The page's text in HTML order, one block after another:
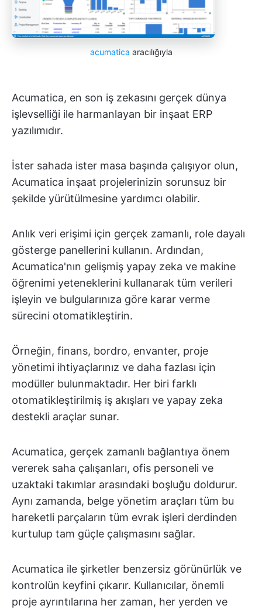
acumatica aracılığıyla
Acumatica, en son iş zekasını gerçek dünya
işlevselliği ile harmanlayan bir inşaat ERP
yazılımıdır.
İster sahada ister masa başında çalışıyor olun,
Acumatica inşaat projelerinizin sorunsuz bir
şekilde yürütülmesine yardımcı olabilir.
Anlık veri erişimi için gerçek zamanlı, role dayalı
gösterge panellerini kullanın. Ardından,
Acumatica'nın gelişmiş yapay zeka ve makine
öğrenimi yeteneklerini kullanarak tüm verileri
işleyin ve bulgularınıza göre karar verme
sürecini otomatikleştirin.
Örneğin, finans, bordro, envanter, proje
yönetimi ihtiyaçlarınız ve daha fazlası için
modüller bulunmaktadır. Her biri farklı
otomatikleştirilmiş iş akışları ve yapay zeka
destekli araçlar sunar.
Acumatica, gerçek zamanlı bağlantıya önem
vererek saha çalışanları, ofis personeli ve
uzaktaki takımlar arasındaki boşluğu doldurur.
Aynı zamanda, belge yönetim araçları tüm bu
hareketli parçaların tüm evrak işleri derdinden
kurtulup tam güçle çalışmasını sağlar.
Acumatica ile şirketler benzersiz görünürlük ve
kontrolün keyfini çıkarır. Kullanıcılar, önemli
proje ayrıntılarına her zaman, her yerden ve